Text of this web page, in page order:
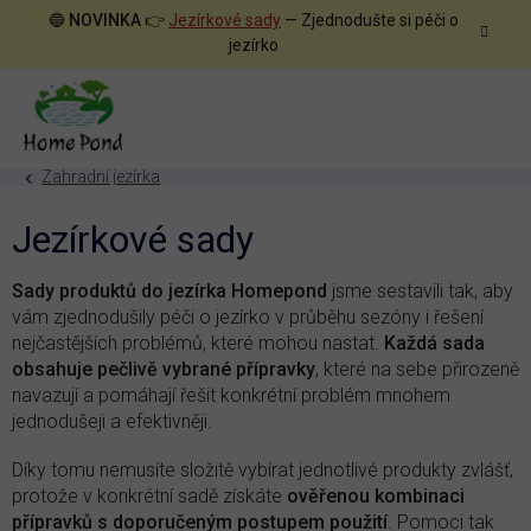
🔵 NOVINKA 👉 Jezírkové sady — Zjednodušte si péči o
jezírko
Zahradní jezírka
Jezírkové sady
Sady produktů do jezírka Homepond jsme sestavili tak, aby
vám zjednodušily péči o jezírko v průběhu sezóny i řešení
nejčastějších problémů, které mohou nastat. Každá sada
obsahuje pečlivě vybrané přípravky, které na sebe přirozeně
navazují a pomáhají řešit konkrétní problém mnohem
jednodušeji a efektivněji.
Díky tomu nemusíte složitě vybírat jednotlivé produkty zvlášť,
protože v konkrétní sadě získáte ověřenou kombinaci
přípravků s doporučeným postupem použití . Pomoci tak